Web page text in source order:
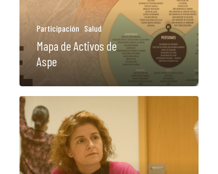
Participación Salud
Mapa de Activos de
Aspe